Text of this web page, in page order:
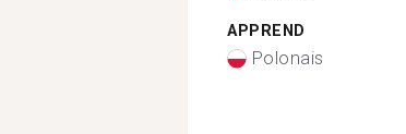
APPREND
Polonais